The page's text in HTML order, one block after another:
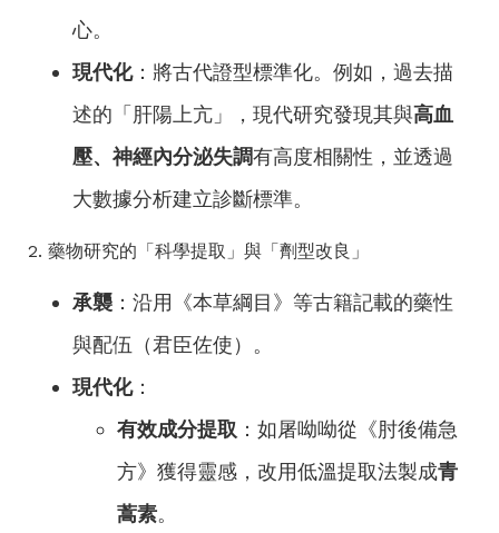
心。
現代化：將古代證型標準化。例如，過去描
述的「肝陽上亢」，現代研究發現其與高血
壓、神經內分泌失調有高度相關性，並透過
大數據分析建立診斷標準。
2. 藥物研究的「科學提取」與「劑型改良」
承襲 ：沿用《本草綱目》等古籍記載的藥性
與配伍（君臣佐使）。
現代化：
有效成分提取 ：如屠呦呦從《肘後備急
方》獲得靈感，改用低溫提取法製成青
蒿素。